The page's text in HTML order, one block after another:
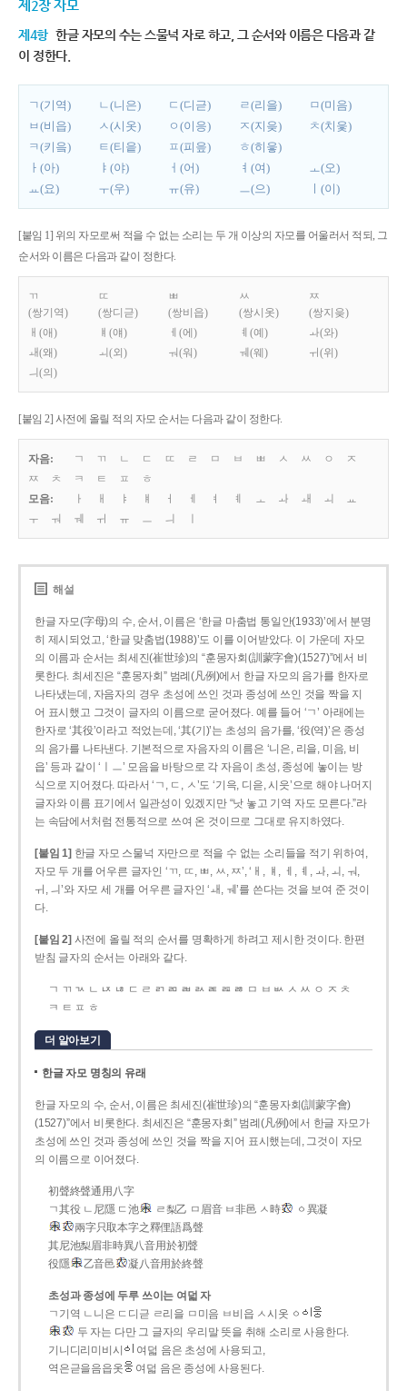
제2장 자모
제4항 한글 자모의 수는 스물넉 자로 하고, 그 순서와 이름은 다음과 같
이 정한다.
ㄱ(기역) ㄴ(니은) ㄷ(디귿) ㄹ(리을)
ㅁ(미음)
ㅂ(비읍)
ㅅ(시옷) ㅇ(이응) ㅈ(지읒)
ㅊ(치읓)
ㅋ(키읔)
ㅌ(티읕) ㅍ(피읖)
ㅎ(히읗)
ㅏ(아)
ㅑ(야) ㅓ(어) ㅕ(여)
ㅗ(오)
ㅛ(요)
ㅜ(우) ㅠ(유) ㅡ(으) ㅣ(이)
[붙임 1] 위의 자모로써 적을 수 없는 소리는 두 개 이상의 자모를 어울러서 적되, 그
순서와 이름은 다음과 같이 정한다.
ㄲ
(쌍기역)
ㄸ
(쌍디귿)
ㅃ
(쌍비읍)
ㅆ
(쌍시옷)
ㅉ
(쌍지읒)
ㅐ(애)
ㅒ(얘) ㅔ(에) ㅖ(예)
ㅘ(와)
ㅙ(왜)
ㅚ(외) ㅝ(워) ㅞ(웨)
ㅟ(위)
ㅢ(의)
[붙임 2] 사전에 올릴 적의 자모 순서는 다음과 같이 정한다.
자음: ㄱ ㄲ ㄴ ㄷ ㄸ ㄹ ㅁ ㅂ ㅃ ㅅ ㅆ ㅇ
ㅈ
ㅉ
ㅊ ㅋ ㅌ ㅍ
ㅎ
모음:
ㅏ ㅐ ㅑ ㅒ ㅓ ㅔ ㅕ ㅖ ㅗ ㅘ ㅙ ㅚ
ㅛ
ㅜ
ㅝ ㅞ ㅟ ㅠ ㅡ ㅢ
해설
한글 자모(字母)의 수, 순서, 이름은 ‘한글 마춤법 통일안(1933)’에서 분명
히 제시되었고, ‘한글 맞춤법(1988)’도 이를 이어받았다. 이 가운데 자모
의 이름과 순서는 최세진(崔世珍)의 “훈몽자회(訓蒙字會)(1527)”에서 비
롯한다. 최세진은 “훈몽자회” 범례(凡例)에서 한글 자모의 음가를 한자로
나타냈는데, 자음자의 경우 초성에 쓰인 것과 종성에 쓰인 것을 짝을 지
어 표시했고 그것이 글자의 이름으로 굳어졌다. 예를 들어 ‘ㄱ’ 아래에는
한자로 ‘其役’이라고 적었는데, ‘其(기)’는 초성의 음가를, ‘役(역)’은 종성
의 음가를 나타낸다. 기본적으로 자음자의 이름은 ‘니은, 리을, 미음, 비
읍’ 등과 같이 ‘ㅣㅡ’ 모음을 바탕으로 각 자음이 초성, 종성에 놓이는 방
식으로 지어졌다. 따라서 ‘ㄱ, ㄷ, ㅅ’도 ‘기윽, 디읃, 시읏’으로 해야 나머지
글자와 이름 표기에서 일관성이 있겠지만 “낫 놓고 기역 자도 모른다.”라
는 속담에서처럼 전통적으로 쓰여 온 것이므로 그대로 유지하였다.
[붙임 1] 한글 자모 스물넉 자만으로 적을 수 없는 소리들을 적기 위하여,
자모 두 개를 어우른 글자인 ‘ㄲ, ㄸ, ㅃ, ㅆ, ㅉ’, ‘ㅐ, ㅒ, ㅔ, ㅖ, ㅘ, ㅚ, ㅝ,
ㅟ, ㅢ’와 자모 세 개를 어우른 글자인 ‘ㅙ, ㅞ’를 쓴다는 것을 보여 준 것이
다.
[붙임 2] 사전에 올릴 적의 순서를 명확하게 하려고 제시한 것이다. 한편
받침 글자의 순서는 아래와 같다.
ㄱ ㄲ ㄳ ㄴ ㄵ ㄶ ㄷ ㄹ ㄺ ㄻ ㄼ ㄽ ㄾ ㄿ ㅀ ㅁ ㅂ ㅄ ㅅ ㅆ ㅇ ㅈ ㅊ
ㅋ ㅌ ㅍ ㅎ
더 알아보기
한글 자모 명칭의 유래
한글 자모의 수, 순서, 이름은 최세진(崔世珍)의 “훈몽자회(訓蒙字會)
(1527)”에서 비롯한다. 최세진은 “훈몽자회” 범례(凡例)에서 한글 자모가
초성에 쓰인 것과 종성에 쓰인 것을 짝을 지어 표시했는데, 그것이 자모
의 이름으로 이어졌다.
初聲終聲通用八字
ㄱ其役 ㄴ尼隱 ㄷ池
ㄹ梨乙 ㅁ眉音 ㅂ非邑 ㅅ時
ㆁ異凝
兩字只取本字之釋俚語爲聲
其尼池梨眉非時異八音用於初聲
役隱
乙音邑 凝八音用於終聲
초성과 종성에 두루 쓰이는 여덟 자
ㄱ기역 ㄴ니은 ㄷ디귿 ㄹ리을 ㅁ미음 ㅂ비읍 ㅅ시옷 ㆁ
두 자는 다만 그 글자의 우리말 뜻을 취해 소리로 사용한다.
기니디리미비시
여덟 음은 초성에 사용되고,
역은귿을음읍옷
여덟 음은 종성에 사용된다.